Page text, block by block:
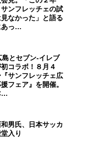
サンフレッチェの試
なかった」と語る
あっ…
島とセブン-イレブ
コラボ！８月４
『サンフレッチェ広
フェア』を開催。
男氏、日本サッカ
入り